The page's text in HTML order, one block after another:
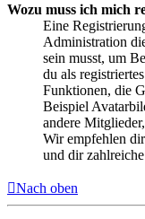
Wozu muss ich mich
Eine
Administration
sein musst, um
du als
Funktionen, die
Beispiel
andere
Wir empfehlen
und dir
Nach oben